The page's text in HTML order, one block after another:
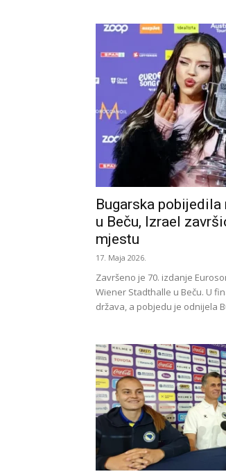
Bugarska pobijedila
u Beču, Izrael
mjestu
17. Maja 2026.
Završeno je 70. izdanje
Wiener Stadthalle u Beču. U
država, a pobjedu je odnijela